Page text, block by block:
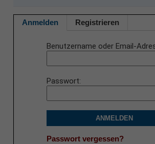
Anmelden Registrieren
Benutzername oder Email-
Passwort
ANMELDEN
Passwort vergessen?